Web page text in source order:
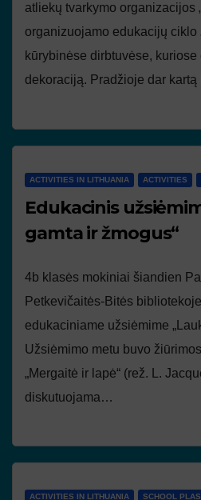
atliekų tvarkymo organizacijos
organizuojamo edukacijų ciklo
kūrybinėse dirbtuvėse,
dekoraciją. Pradžioje dar
ACTIVITIES IN LITHUANIA ACTIVITIES
Edukacinis
gamta ir žmogus“
4b klasės mokiniai šiandien
Petkevičaitės-Bitės
edukaciniame užsiėmime
Užsiėmimo metu buvo
„Mergaitė ir lapė“ (rež. L.
diskutuojama…
ACTIVITIES IN LITHUANIA SCHOOL